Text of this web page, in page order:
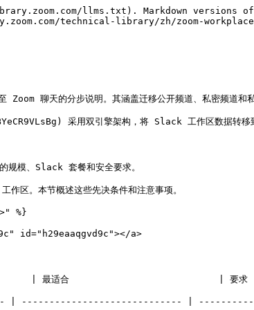
户中。Slack 应用使用

OAuth2 身份验证[ 以连接 Zoom，并为数据迁移提供授权令牌。用户必须授权迁移私密对话（DM、群组聊天和私有频道）。](https://api.slack.com/authentication/oauth-v2) 以连接 Zoom，并为数据迁移提供授权令牌。用户必须授权迁移私密对话（DM、群组聊天和私有频道）。

你还必须为此设置选项 **仅允许来自 Slack 目录的应用** 到 **关闭**，这使得 Slack 应用可以在创建 工作区 连接后安装。还需要以下 Slack 权限范围：

* `files:read`
* `channels:history`
* `channels:read`
* `groups:history`
* `groups:read`
* `im:history`
* `im:read`
* `mpim:history`
* `mpim:read`
* `pins:read`
* `stars:read`
* `users:read`
* `users:read.电子邮件`

#### <mark style="color:蓝色;">迁移注意事项</mark> <a href="#id-2upmrqx4xrqh" id="id-2upmrqx4xrqh"></a>

提前考虑迁移策略将节省精力，并确保平台之间平稳过渡。作为一个高层示例，Zoom提供了以下策略概述：

1. 决定要迁移哪些 Slack 工作区（一个或多个）
2. 选择要迁移的数据：
   1. 公开频道（自动迁移）
   2. 私密频道和直接消息（DM）（需要用户授权）
   3. 机器人和/或应用消息
3. 确定最适合你需求的迁移方式
4. 为迁移设置时间范围（每个任务最长可达一年）
5. 与用户沟通私密消息审批事宜

**Slack 工作区整合**

对于使用多个 Slack 工作区的组织，例如企业版 Grid 用户，迁移到 Zoom 聊天会将所有工作区整合到一个账户中。

为区分不同的工作区，Zoom 会将原始工作区名称附加到频道和聊天名称中。例如：

* 原始 Slack 频道：
  * **#工程** （具有名为“US Team”的工作区）
* 已迁移的 Zoom 频道：
  * **#工程：美国团队**

此整合可确保所有数据迁移到单个 Zoom 聊天账户，同时保留原始工作区上下文。共享空间可为特定团队或部门提供额外结构，使组织和访问内容更加容易。

**聊天数据整合**

拥有超过 100 名用户的工作区可能包含数以万计从未归档或删除的私密群组聊天和私信，即使这些用户已被移出公司也是如此。这会导致私有迁移任务比公共任务耗时显著更长。

管理员应通过手动归档这些旧对话，或更新其 Slack 保留期限以自动删除它们，来清理旧数据。

Zoom 建议验证哪些数据需要作为有效数据保留在 Zoom 聊天中，以及哪些数据可为任何未来的法律、合规性、风险缓解、人力资源或其他目的进行归档。

{% hint style="success" %}
虽然您可以将更多 Slack 数据复制到 Zoom 聊天中，Zoom 建议 **仅复制一 (1) 年的有效数据，并将其余数据归档**。大多数用户很少需要搜索超过一年的数据来履行其角色并进行沟通。Zoom 建议以较小的三到六个月批次创建迁移作业，以成功迁移数据。
{% endhint %}

此外，务必考虑数据当前是存储在 Slack 中，还是与用于 DLP、电子数据发现或归档的第三方服务集成。

**聊天历史记录保留**

由于 Slack 完全基于云，而 Zoom 提供更精细的保留选项，因此从 Slack 迁移到 Zoom 时存在多项与保留相关的注意事项：

* Zoom 同时提供本地设备存储和云存储。 [本地设备存储](https://support.zoom.com/hc/en/article?id=zm_kb\&sysparm_article=KB0063423) 可设置为一天 (1) 至七年 (7)。 [云存储](https://support.zoom.com/hc/en/article?id=zm_kb\&sysparm_article=KB0067567) 可禁用或设置为 7 年的保留期。
* [保留策略](https://support.zoom.com/hc/en/article?id=zm_kb\&sysparm_article=KB0060329) 可在用户的账户和群组级别进行配置。
* 管理员可根据需要为各个频道设置特定的保留时间。
* 管理员可为私信或群组聊天指定一项保留策略，并为聊天频道设置另一项策略。
* 对于聊天历史记录报告，Zoom 建议存储已编辑消息的修订版本和删除记录。

请参阅 Zoom 支持文章 [存储 Zoom 聊天消息历史记录](https://support.zoom.com/hc/en/article?id=zm_kb\&sysparm_article=KB0060329) 以了解更多有关聊天历史记录保留的信息。

### 最佳实践 <a href="#ingmqmxix4r2" id="ingmqmxix4r2"></a>

#### <mark style="color:蓝色;">迁移前的最佳实践</mark> <a href="#est83jfa09dc" id="est83jfa09dc"></a>

请遵循以下建议，以简化迁移前流程：

* 确保用户已在 Zoom 上创建账户，并且至少完成过一次身份验证。
* 管理员已将 Slack Migration 应用添加到其 Zoom 账户。
* 执行迁移的管理员必须同时拥有两个平台（Slack 和 Zoom 聊天）的权限